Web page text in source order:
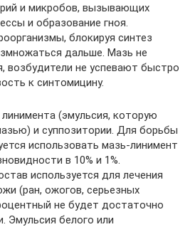
и микробов, вызывающих
и образование гноя.
блокируя синтез
дальше. Мазь не
возбудители не успевают быстро
к синтомицину.
(эмульсия, которую
и суппозитории. Для борьбы
использовать мазь-линимент
в 10% и 1%.
используется для лечения
(ран, ожогов, серьезных
не будет достаточно
Эмульсия белого или